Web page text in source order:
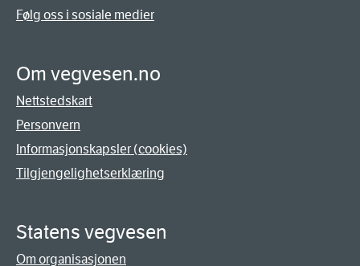
Følg oss i sosiale medier
Om vegvesen.no
Nettstedskart
Personvern
Informasjonskapsler (cookies)
Tilgjengelighetserklæring
Statens vegvesen
Om organisasjonen